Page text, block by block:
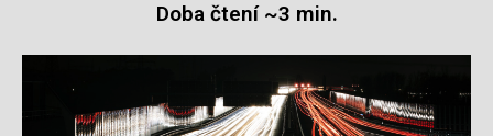
Doba čtení ~3 min.